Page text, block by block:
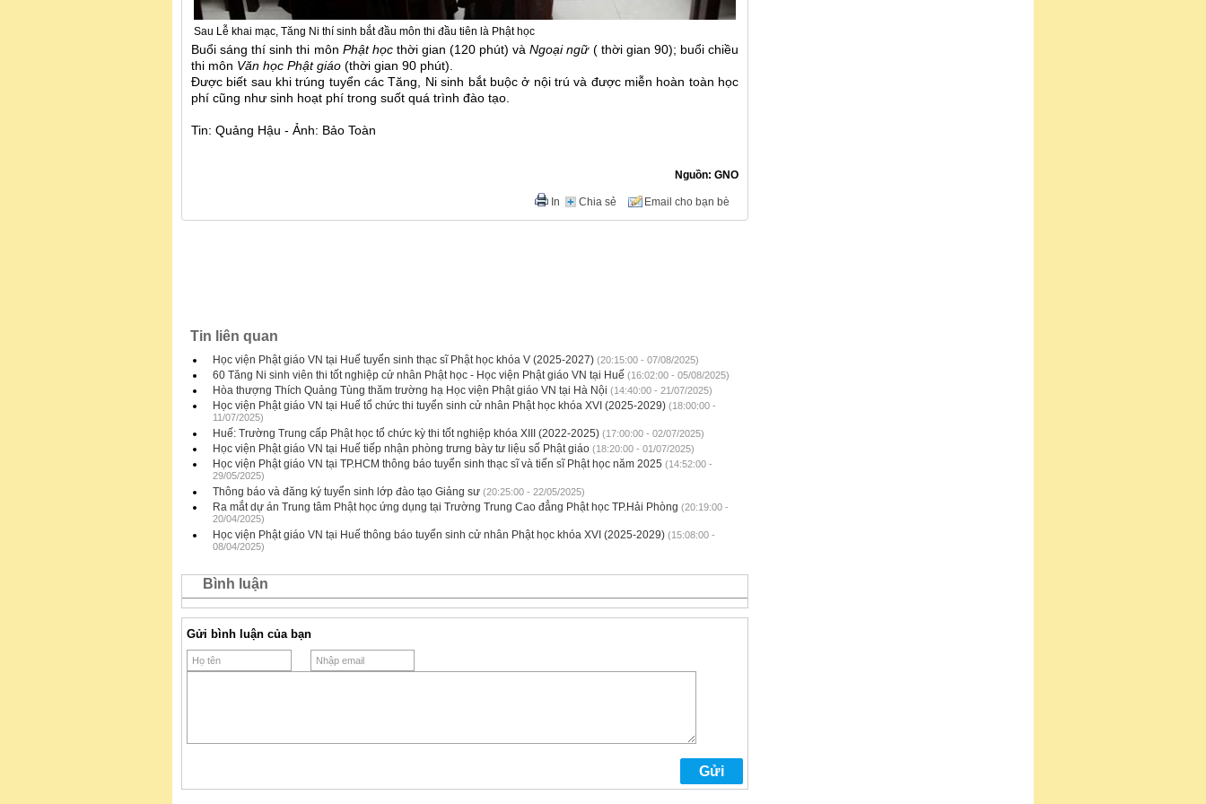
Sau Lễ khai mạc, Tăng Ni thí sinh bắt đầu môn thi đầu tiên là Phật học
Buổi sáng thí sinh thi môn Phật họcthời gian (120 phút) vàNgoại ngữ( thời gian 90); buổi chiều
thi môn Văn học Phật giáo (thời gian 90 phút).
Được biết sau khi trúng tuyển các Tăng, Ni sinh bắt buộc ở nội trú và được miễn hoàn toàn học
phí cũng như sinh hoạt phí trong suốt quá trình đào tạo.
Tin: Quảng Hậu - Ảnh: Bảo Toàn
Nguồn: GNO
Chia sẻ
In Email cho bạn bè
Tin liên quan
Học viện Phật giáo VN tại Huế tuyển sinh thạc sĩ Phật học khóa V (2025-2027) (20:15:00 - 07/08/2025)
60 Tăng Ni sinh viên thi tốt nghiệp cử nhân Phật học - Học viện Phật giáo VN tại Huế (16:02:00 - 05/08/2025)
Hòa thượng Thích Quảng Tùng thăm trường hạ Học viện Phật giáo VN tại Hà Nội (14:40:00 - 21/07/2025)
Học viện Phật giáo VN tại Huế tổ chức thi tuyển sinh cử nhân Phật học khóa XVI (2025-2029) (18:00:00 -
11/07/2025)
Huế: Trường Trung cấp Phật học tổ chức kỳ thi tốt nghiệp khóa XIII (2022-2025) (17:00:00 - 02/07/2025)
Học viện Phật giáo VN tại Huế tiếp nhận phòng trưng bày tư liệu số Phật giáo (18:20:00 - 01/07/2025)
Học viện Phật giáo VN tại TP.HCM thông báo tuyển sinh thạc sĩ và tiến sĩ Phật học năm 2025 (14:52:00 -
29/05/2025)
Thông báo và đăng ký tuyển sinh lớp đào tạo Giảng sư (20:25:00 - 22/05/2025)
Ra mắt dự án Trung tâm Phật học ứng dụng tại Trường Trung Cao đẳng Phật học TP.Hải Phòng (20:19:00 -
20/04/2025)
Học viện Phật giáo VN tại Huế thông báo tuyển sinh cử nhân Phật học khóa XVI (2025-2029) (15:08:00 -
08/04/2025)
Bình luận
Gửi bình luận của bạn